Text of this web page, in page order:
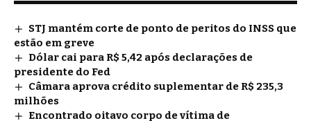
STJ mantém corte de ponto de peritos do INSS que
estão em greve
Dólar cai para R$ 5,42 após declarações de
presidente do Fed
Câmara aprova crédito suplementar de R$ 235,3
milhões
Encontrado oitavo corpo de vítima de